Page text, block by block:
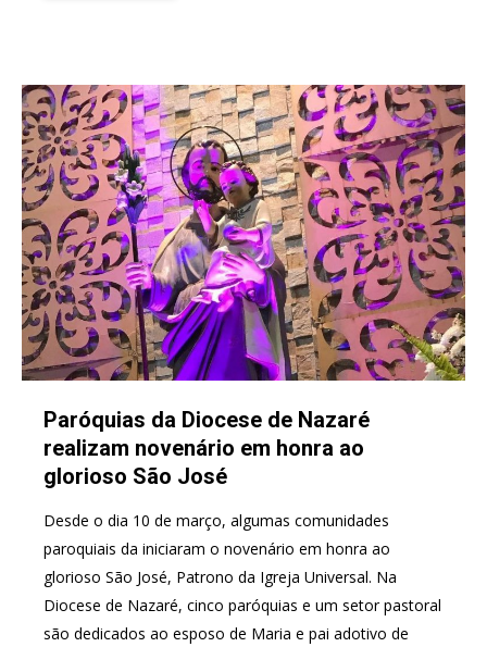
Paróquias da Diocese de Nazaré
realizam novenário em honra ao
glorioso São José
Desde o dia 10 de março, algumas comunidades
paroquiais da iniciaram o novenário em honra ao
glorioso São José, Patrono da Igreja Universal. Na
Diocese de Nazaré, cinco paróquias e um setor pastoral
são dedicados ao esposo de Maria e pai adotivo de